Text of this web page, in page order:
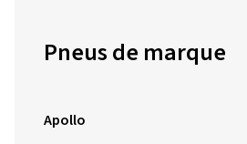
Pneus de marque
Apollo